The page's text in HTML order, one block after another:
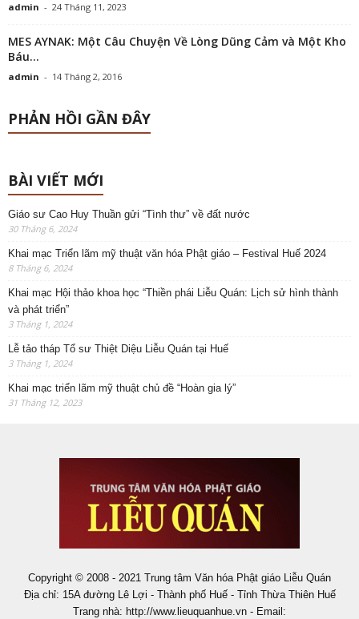
admin - 24 Tháng 11, 2023
MES AYNAK: Một Câu Chuyện Về Lòng Dũng Cảm và Một Kho
Báu...
admin - 14 Tháng 2, 2016
PHẢN HỒI GẦN ĐÂY
BÀI VIẾT MỚI
Giáo sư Cao Huy Thuần gửi “Tình thư” về đất nước
30 Tháng 6, 2024
Khai mạc Triển lãm mỹ thuật văn hóa Phật giáo – Festival Huế 2024
8 Tháng 6, 2024
Khai mạc Hội thảo khoa học “Thiền phái Liễu Quán: Lịch sử hình thành
và phát triển”
3 Tháng 1, 2024
Lễ tảo tháp Tổ sư Thiệt Diệu Liễu Quán tại Huế
3 Tháng 1, 2024
Khai mạc triển lãm mỹ thuật chủ đề “Hoàn gia lý”
31 Tháng 12, 2023
Copyright © 2008 - 2021 Trung tâm Văn hóa Phật giáo Liễu Quán
Địa chỉ: 15A đường Lê Lợi - Thành phố Huế - Tỉnh Thừa Thiên Huế
Trang nhà: http://www.lieuquanhue.vn - Email: